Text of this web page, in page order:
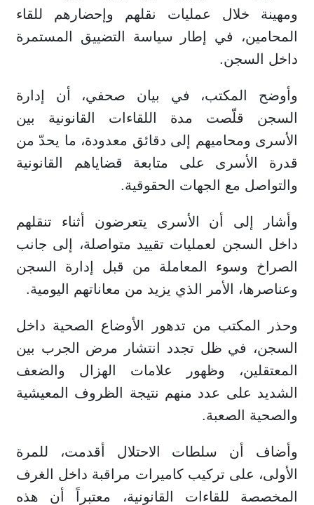
ومهينة خلال عمليات نقلهم وإحضارهم للقاء
المحامين، في إطار سياسة التضييق المستمرة
داخل السجن.
وأوضح المكتب، في بيان صحفي، أن إدارة
السجن قلّصت مدة اللقاءات القانونية بين
الأسرى ومحاميهم إلى دقائق معدودة، ما يحدّ من
قدرة الأسرى على متابعة قضاياهم القانونية
والتواصل مع الجهات الحقوقية.
وأشار إلى أن الأسرى يتعرضون أثناء تنقلهم
داخل السجن لعمليات تقييد متواصلة، إلى جانب
الصراخ وسوء المعاملة من قبل إدارة السجن
وعناصرها، الأمر الذي يزيد من معاناتهم اليومية.
وحذر المكتب من تدهور الأوضاع الصحية داخل
السجن، في ظل تجدد انتشار مرض الجرب بين
المعتقلين، وظهور علامات الهزال والضعف
الشديد على عدد منهم نتيجة الظروف المعيشية
والصحية الصعبة.
وأضاف أن سلطات الاحتلال أقدمت، للمرة
الأولى، على تركيب كاميرات مراقبة داخل الغرف
المخصصة للقاءات القانونية، معتبراً أن هذه